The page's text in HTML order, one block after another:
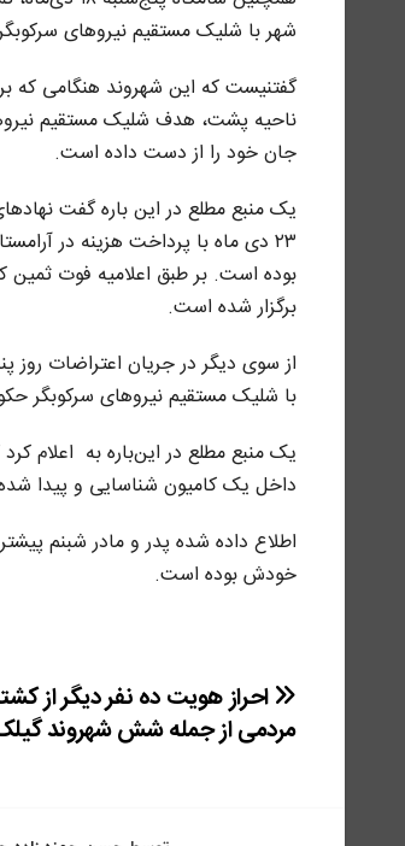
شهر با شلیک مستقیم نیروهای
گفتنیست کە این شهروند هنگامی که
ناحیه پشت، هدف شلیک مستقیم
جان خود را از دست دادە است.
یک منبع مطلع در این بارە گفت
٢٣ دی ماه با پرداخت هزینه در
برگزار شدە است.
با شلیک مستقیم نیروهای سرکوبگر
یک منبع مطلع در این‌باره به اعلام
داخل یک کامیون شناسایی و پیدا
اطلاع داده شدە پدر و مادر شبنم
خودش بودە است.
راهبری
نوشته
احراز هویت دە نفر دیگر از
مردمی از جملە شش شهروند